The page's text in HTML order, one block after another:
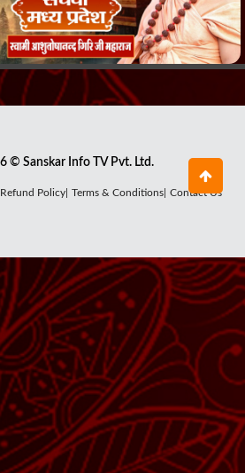
© Sanskar Info TV Pvt. Ltd.
Refund Policy| Terms & Conditions| Contact Us